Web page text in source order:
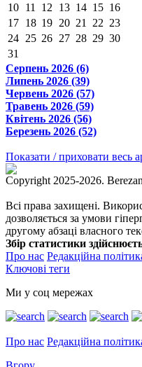
10 11 12 13 14 15 16
17 18 19 20 21 22 23
24 25 26 27 28 29 30
31
Серпень 2026 (6)
Липень 2026 (39)
Червень 2026 (57)
Травень 2026 (59)
Квітень 2026 (56)
Березень 2026 (52)
Показати / приховати весь
Copyright 2025-2026.
Всі права захищені.
дозволяється за умови
другому абзаці власного
Збір статистики
Про нас Редакційна
Ключові теги
Ми у соц мережах
Про нас Редакційна